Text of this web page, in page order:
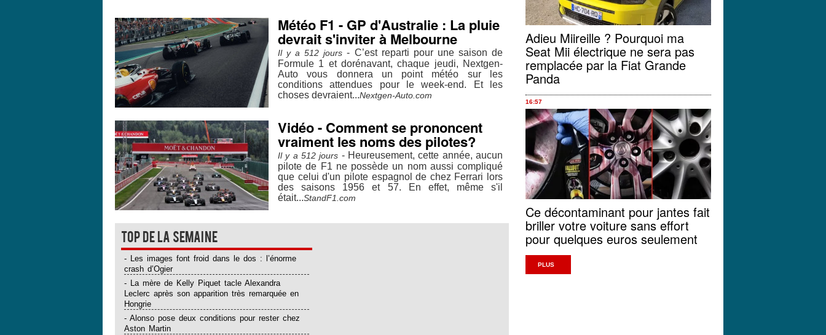
Météo F1 - GP d'Australie : La pluie
devrait s'inviter à Melbourne
Il y a 512 jours - C’est reparti pour une saison de
Formule 1 et dorénavant, chaque jeudi, Nextgen-
Auto vous donnera un point météo sur les
conditions attendues pour le week-end. Et les
choses devraient...Nextgen-Auto.com
Vidéo - Comment se prononcent
vraiment les noms des pilotes?
Il y a 512 jours - Heureusement, cette année, aucun
pilote de F1 ne possède un nom aussi compliqué
que celui d'un pilote espagnol de chez Ferrari lors
des saisons 1956 et 57. En effet, même s'il
était...StandF1.com
Top de la semaine
- Les images font froid dans le dos : l’énorme
crash d’Ogier
- La mère de Kelly Piquet tacle Alexandra
Leclerc après son apparition très remarquée en
Hongrie
- Alonso pose deux conditions pour rester chez
Aston Martin
Adieu Miireille ? Pourquoi ma
Seat Mii électrique ne sera pas
remplacée par la Fiat Grande
Panda
16:57
Ce décontaminant pour jantes fait
briller votre voiture sans effort
pour quelques euros seulement
PLUS